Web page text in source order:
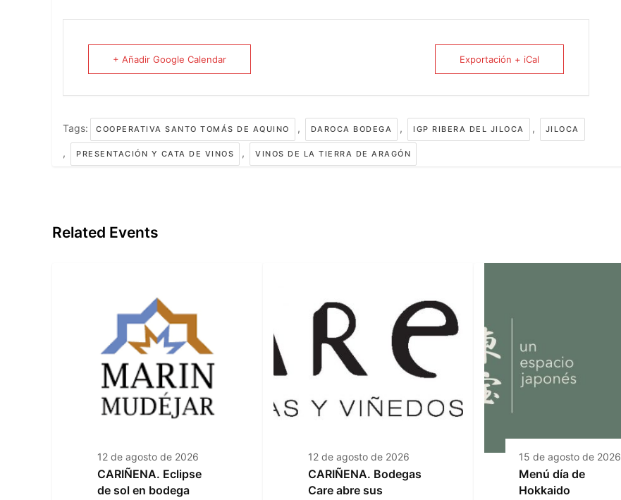
+ Añadir Google Calendar Exportación + iCal
Tags: COOPERATIVA SANTO TOMÁS DE AQUINO , DAROCA BODEGA , IGP RIBERA DEL JILOCA , JILOCA
, PRESENTACIÓN Y CATA DE VINOS , VINOS DE LA TIERRA DE ARAGÓN
Related Events
12 de agosto de 2026
CARIÑENA. Eclipse
de sol en bodega
12 de agosto de 2026
CARIÑENA. Bodegas
Care abre sus
15 de agosto de 2026
Menú día de
Hokkaido